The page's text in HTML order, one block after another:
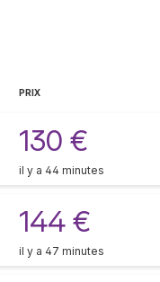
PRIX
130 €
il y a 44 minutes
144 €
il y a 47 minutes